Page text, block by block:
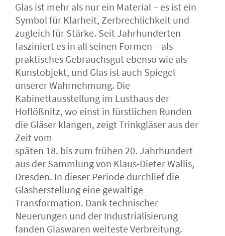
Glas ist mehr als nur ein Material – es ist ein
Symbol für Klarheit, Zerbrechlichkeit und
zugleich für Stärke. Seit Jahrhunderten
fasziniert es in all seinen Formen – als
praktisches Gebrauchsgut ebenso wie als
Kunstobjekt, und Glas ist auch Spiegel
unserer Wahrnehmung. Die
Kabinettausstellung im Lusthaus der
Hoflößnitz, wo einst in fürstlichen Runden
die Gläser klangen, zeigt Trinkgläser aus der
Zeit vom
späten 18. bis zum frühen 20. Jahrhundert
aus der Sammlung von Klaus-Dieter Wallis,
Dresden. In dieser Periode durchlief die
Glasherstellung eine gewaltige
Transformation. Dank technischer
Neuerungen und der Industrialisierung
fanden Glaswaren weiteste Verbreitung.